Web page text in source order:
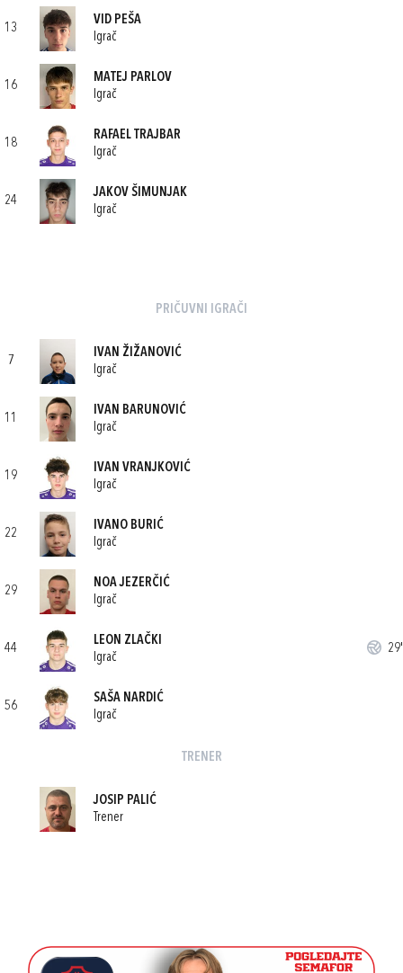
13
VID PEŠA
Igrač
16
MATEJ PARLOV
Igrač
18
RAFAEL TRAJBAR
Igrač
24
JAKOV ŠIMUNJAK
Igrač
PRIČUVNI IGRAČI
7
IVAN ŽIŽANOVIĆ
Igrač
11
IVAN BARUNOVIĆ
Igrač
19
IVAN VRANJKOVIĆ
Igrač
22
IVANO BURIĆ
Igrač
29
NOA JEZERČIĆ
Igrač
44
LEON ZLAČKI
Igrač
29'
56
SAŠA NARDIĆ
Igrač
TRENER
JOSIP PALIĆ
Trener